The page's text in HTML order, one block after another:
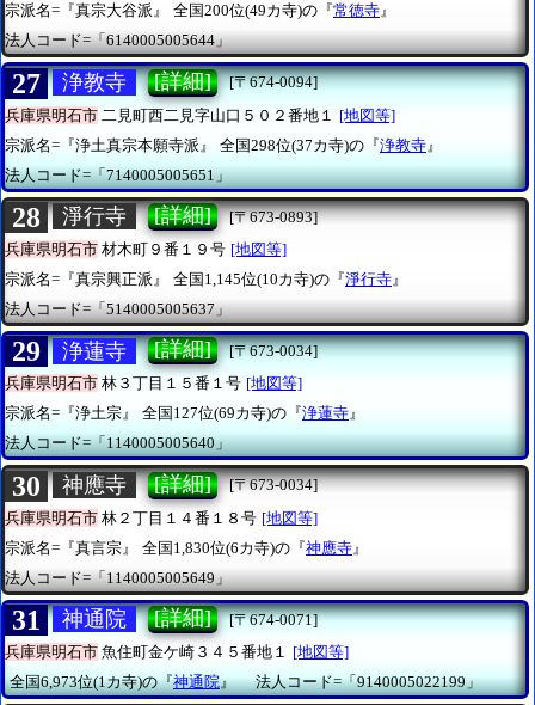
宗派名=『真宗大谷派』
全国200位(49カ寺)の『常徳寺』
法人コード=「6140005005644」
27 浄教寺 [詳細]
[〒674-0094]
兵庫県明石市 二見町西二見字山口５０２番地１
[地図等]
宗派名=『浄土真宗本願寺派』
全国298位(37カ寺)の『浄教寺 』
法人コード=「7140005005651」
28 淨行寺 [詳細]
[〒673-0893]
兵庫県明石市 材木町９番１９号 [地図等]
宗派名=『真宗興正派』
全国1,145位(10カ寺)の『淨行寺 』
法人コード=「5140005005637」
29 浄蓮寺 [詳細]
[〒673-0034]
兵庫県明石市 林３丁目１５番１号 [地図等]
宗派名=『浄土宗』
全国127位(69カ寺)の『浄蓮寺』
法人コード=「1140005005640」
30 神應寺 [詳細]
[〒673-0034]
兵庫県明石市 林２丁目１４番１８号 [地図等]
宗派名=『真言宗』
全国1,830位(6カ寺)の『神應寺 』
法人コード=「1140005005649」
31 神通院 [詳細]
[〒674-0071]
兵庫県明石市 魚住町金ケ崎３４５番地１
[地図等]
全国6,973位(1カ寺)の『神通院』 法人コード=「9140005022199」